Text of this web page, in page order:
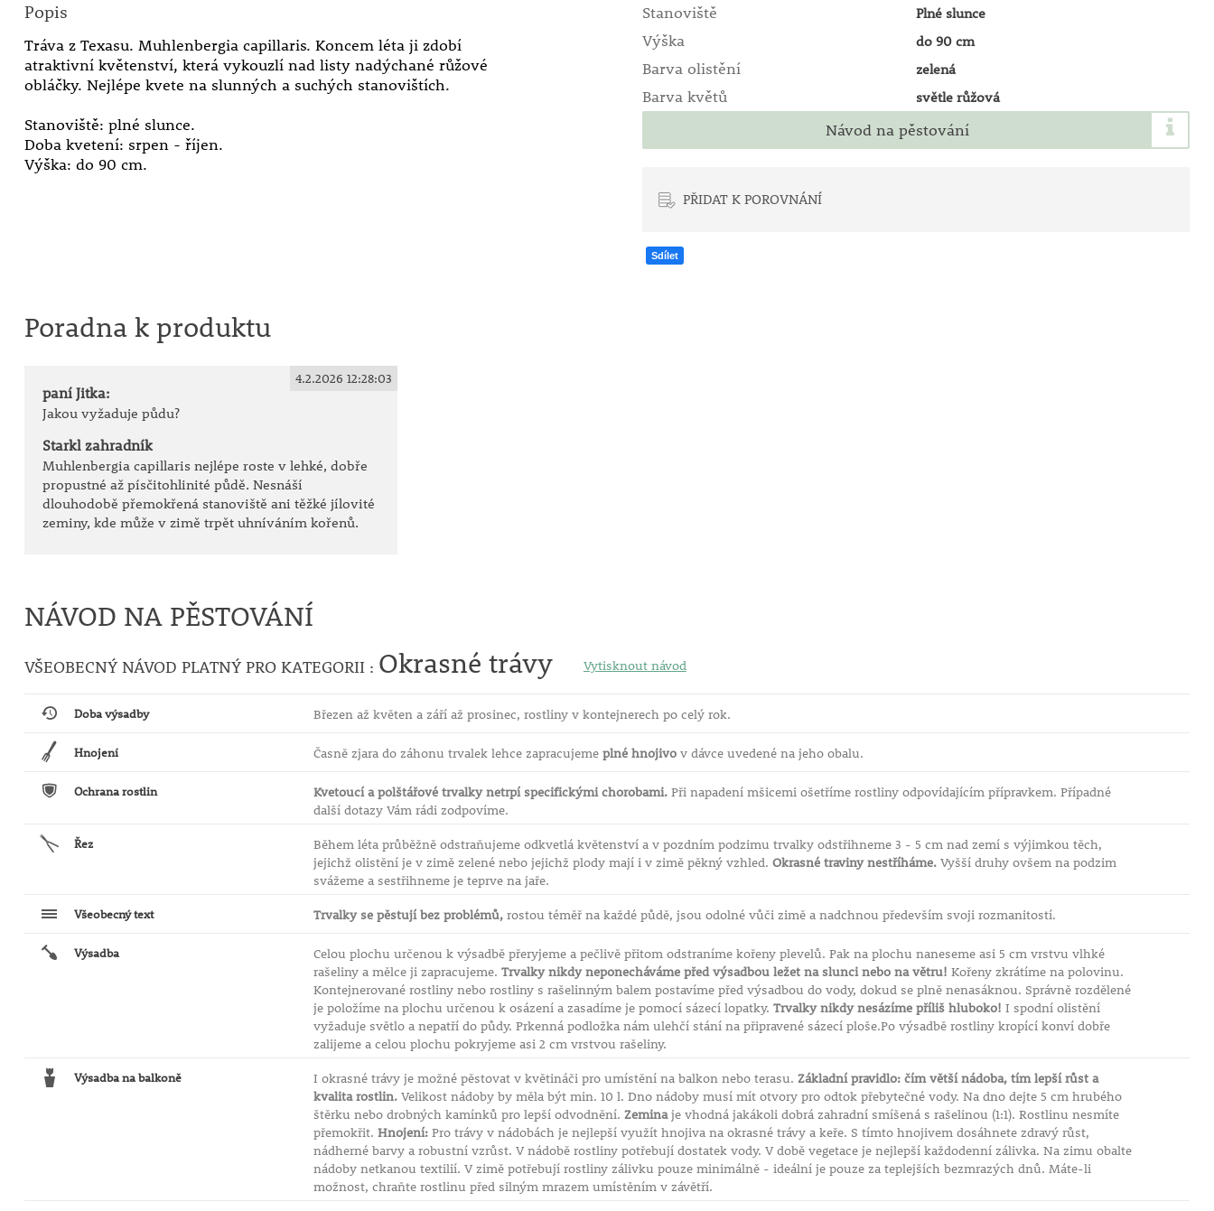
Popis
Tráva z Texasu. Muhlenbergia capillaris. Koncem léta ji zdobí
atraktivní květenství, která vykouzlí nad listy nadýchané růžové
obláčky. Nejlépe kvete na slunných a suchých stanovištích.
Stanoviště: plné slunce.
Doba kvetení: srpen - říjen.
Výška: do 90 cm.
Stanoviště Plné slunce
Výška do 90 cm
Barva olistění zelená
Barva květů světle růžová
Návod na pěstování
PŘIDAT K POROVNÁNÍ
Sdílet
Poradna k produktu
4.2.2026 12:28:03
paní Jitka:
Jakou vyžaduje půdu?
Starkl zahradník
Muhlenbergia capillaris nejlépe roste v lehké, dobře
propustné až písčitohlinité půdě. Nesnáší
dlouhodobě přemokřená stanoviště ani těžké jílovité
zeminy, kde může v zimě trpět uhníváním kořenů.
NÁVOD NA PĚSTOVÁNÍ
VŠEOBECNÝ NÁVOD PLATNÝ PRO KATEGORII : Okrasné trávy Vytisknout návod
Doba výsadby Březen až květen a září až prosinec, rostliny v kontejnerech po celý rok.
Hnojení Časně zjara do záhonu trvalek lehce zapracujeme plné hnojivov dávce uvedené na jeho obalu.
Ochrana rostlin Kvetoucí a polštářové trvalky netrpí specifickými chorobami.Při napadení mšicemi ošetříme rostliny odpovídajícím přípravkem. Případné
další dotazy Vám rádi zodpovíme.
Řez
Během léta průběžně odstraňujeme odkvetlá květenství a v pozdním podzimu trvalky odstřihneme 3 - 5 cm nad zemí s výjimkou těch,
jejichž olistění je v zimě zelené nebo jejichž plody mají i v zimě pěkný vzhled. Okrasné traviny nestříháme.Vyšší druhy ovšem na podzim
svážeme a sestřihneme je teprve na jaře.
Všeobecný text Trvalky se pěstují bez problémů,rostou téměř na každé půdě, jsou odolné vůči zimě a nadchnou především svoji rozmanitostí.
Výsadba
Celou plochu určenou k výsadbě přeryjeme a pečlivě přitom odstraníme kořeny plevelů. Pak na plochu naneseme asi 5 cm vrstvu vlhké
rašeliny a mělce ji zapracujeme. Trvalky nikdy neponecháváme před výsadbou ležet na slunci nebo na větru! Kořeny zkrátíme na polovinu.
Kontejnerované rostliny nebo rostliny s rašelinným balem postavíme před výsadbou do vody, dokud se plně nenasáknou. Správně rozdělené
je položíme na plochu určenou k osázení a zasadíme je pomocí sázecí lopatky. Trvalky nikdy nesázíme příliš hluboko! I spodní olistění
vyžaduje světlo a nepatří do půdy. Prkenná podložka nám ulehčí stání na připravené sázecí ploše.Po výsadbě rostliny kropící konví dobře
zalijeme a celou plochu pokryjeme asi 2 cm vrstvou rašeliny.
Výsadba na balkoně I okrasné trávy je možné pěstovat v květináči pro umístění na balkon nebo terasu. Základní pravidlo: čím větší nádoba, tím lepší růst a
kvalita rostlin.Velikost nádoby by měla být min. 10 l. Dno nádoby musí mít otvory pro odtok přebytečné vody. Na dno dejte 5 cm hrubého
štěrku nebo drobných kamínků pro lepší odvodnění. Zeminaje vhodná jakákoli dobrá zahradní smíšená s rašelinou (1:1). Rostlinu nesmíte
přemokřit. Hnojení:Pro trávy v nádobách je nejlepší využít hnojiva na okrasné trávy a keře. S tímto hnojivem dosáhnete zdravý růst,
nádherné barvy a robustní vzrůst. V nádobě rostliny potřebují dostatek vody. V době vegetace je nejlepší každodenní zálivka. Na zimu obalte
nádoby netkanou textilií. V zimě potřebují rostliny zálivku pouze minimálně - ideální je pouze za teplejších bezmrazých dnů. Máte-li
možnost, chraňte rostlinu před silným mrazem umístěním v závětří.